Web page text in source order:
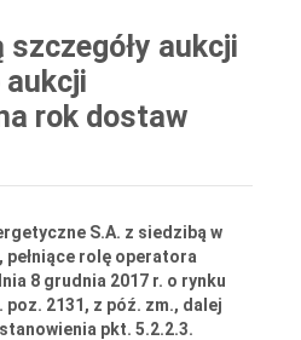
szczegóły aukcji
rok dostaw
S.A. z siedzibą w
rolę operatora
8 grudnia 2017 r. o rynku
poz. 2131, z póź. zm., dalej
pkt. 5.2.2.3.